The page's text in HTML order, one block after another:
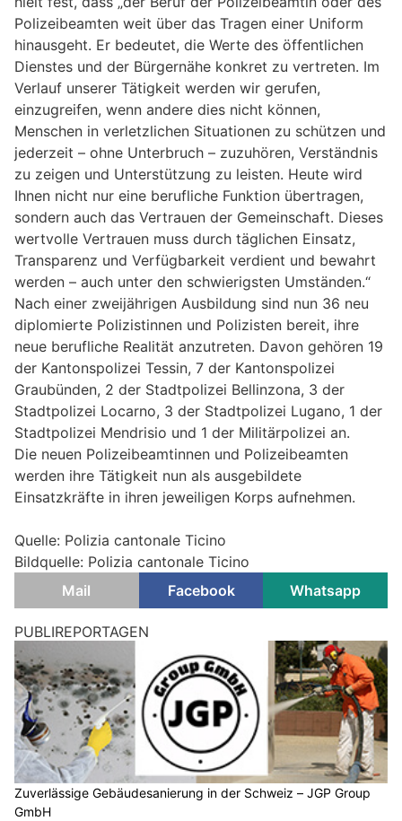
Polizeibeamten weit über das Tragen einer Uniform
hinausgeht. Er bedeutet, die Werte des öffentlichen
Dienstes und der Bürgernähe konkret zu vertreten. Im
Verlauf unserer Tätigkeit werden wir gerufen,
einzugreifen, wenn andere dies nicht können,
Menschen in verletzlichen Situationen zu schützen und
jederzeit – ohne Unterbruch – zuzuhören, Verständnis
zu zeigen und Unterstützung zu leisten. Heute wird
Ihnen nicht nur eine berufliche Funktion übertragen,
sondern auch das Vertrauen der Gemeinschaft. Dieses
wertvolle Vertrauen muss durch täglichen Einsatz,
Transparenz und Verfügbarkeit verdient und bewahrt
werden – auch unter den schwierigsten Umständen.“
Nach einer zweijährigen Ausbildung sind nun 36 neu
diplomierte Polizistinnen und Polizisten bereit, ihre
neue berufliche Realität anzutreten. Davon gehören 19
der Kantonspolizei Tessin, 7 der Kantonspolizei
Graubünden, 2 der Stadtpolizei Bellinzona, 3 der
Stadtpolizei Locarno, 3 der Stadtpolizei Lugano, 1 der
Stadtpolizei Mendrisio und 1 der Militärpolizei an.
Die neuen Polizeibeamtinnen und Polizeibeamten
werden ihre Tätigkeit nun als ausgebildete
Einsatzkräfte in ihren jeweiligen Korps aufnehmen.
Quelle: Polizia cantonale Ticino
Bildquelle: Polizia cantonale Ticino
Mail
Facebook Whatsapp
Kantonspolizei Genf (Bnav): Taucher und Retter
trainieren Einsätze in reissendem Gebirgsfluss
30.05.26 VON BELMEDIA REDAKTION
Die Navigationsbrigade der Kantonspolizei Genf (Bnav) hat
gemeinsam mit der Kantonspolizei Tessin eine
interkantonale Einsatzübung in einem Tessiner Gebirgsfluss
durchgeführt.
Im Fokus standen Tauchoperationen in Fliessgewässern sowie
Rettungseinsätze mit Seiltechnik unter anspruchsvollen